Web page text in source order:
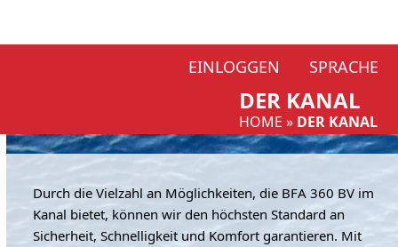
EINLOGGEN SPRACHE
DER KANAL
HOME » DER KANAL
Durch die Vielzahl an Möglichkeiten, die BFA 360 BV im
Kanal bietet, können wir den höchsten Standard an
Sicherheit, Schnelligkeit und Komfort garantieren. Mit